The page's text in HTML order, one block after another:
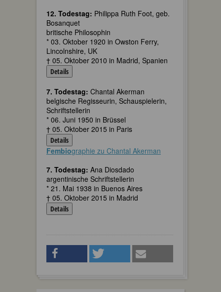
12. Todestag: Philippa Ruth Foot, geb.
Bosanquet
britische Philosophin
* 03. Oktober 1920 in Owston Ferry,
Lincolnshire, UK
† 05. Oktober 2010 in Madrid, Spanien
Details
7. Todestag: Chantal Akerman
belgische Regisseurin, Schauspielerin,
Schriftstellerin
* 06. Juni 1950 in Brüssel
† 05. Oktober 2015 in Paris
Details
Fembiographie zu Chantal Akerman
7. Todestag: Ana Diosdado
argentinische Schriftstellerin
* 21. Mai 1938 in Buenos Aires
† 05. Oktober 2015 in Madrid
Details